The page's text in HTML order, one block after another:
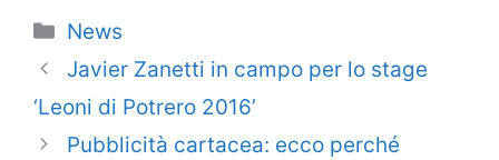
Categorie
News
Javier Zanetti in campo per lo stage
‘Leoni di Potrero 2016’
Pubblicità cartacea: ecco perché